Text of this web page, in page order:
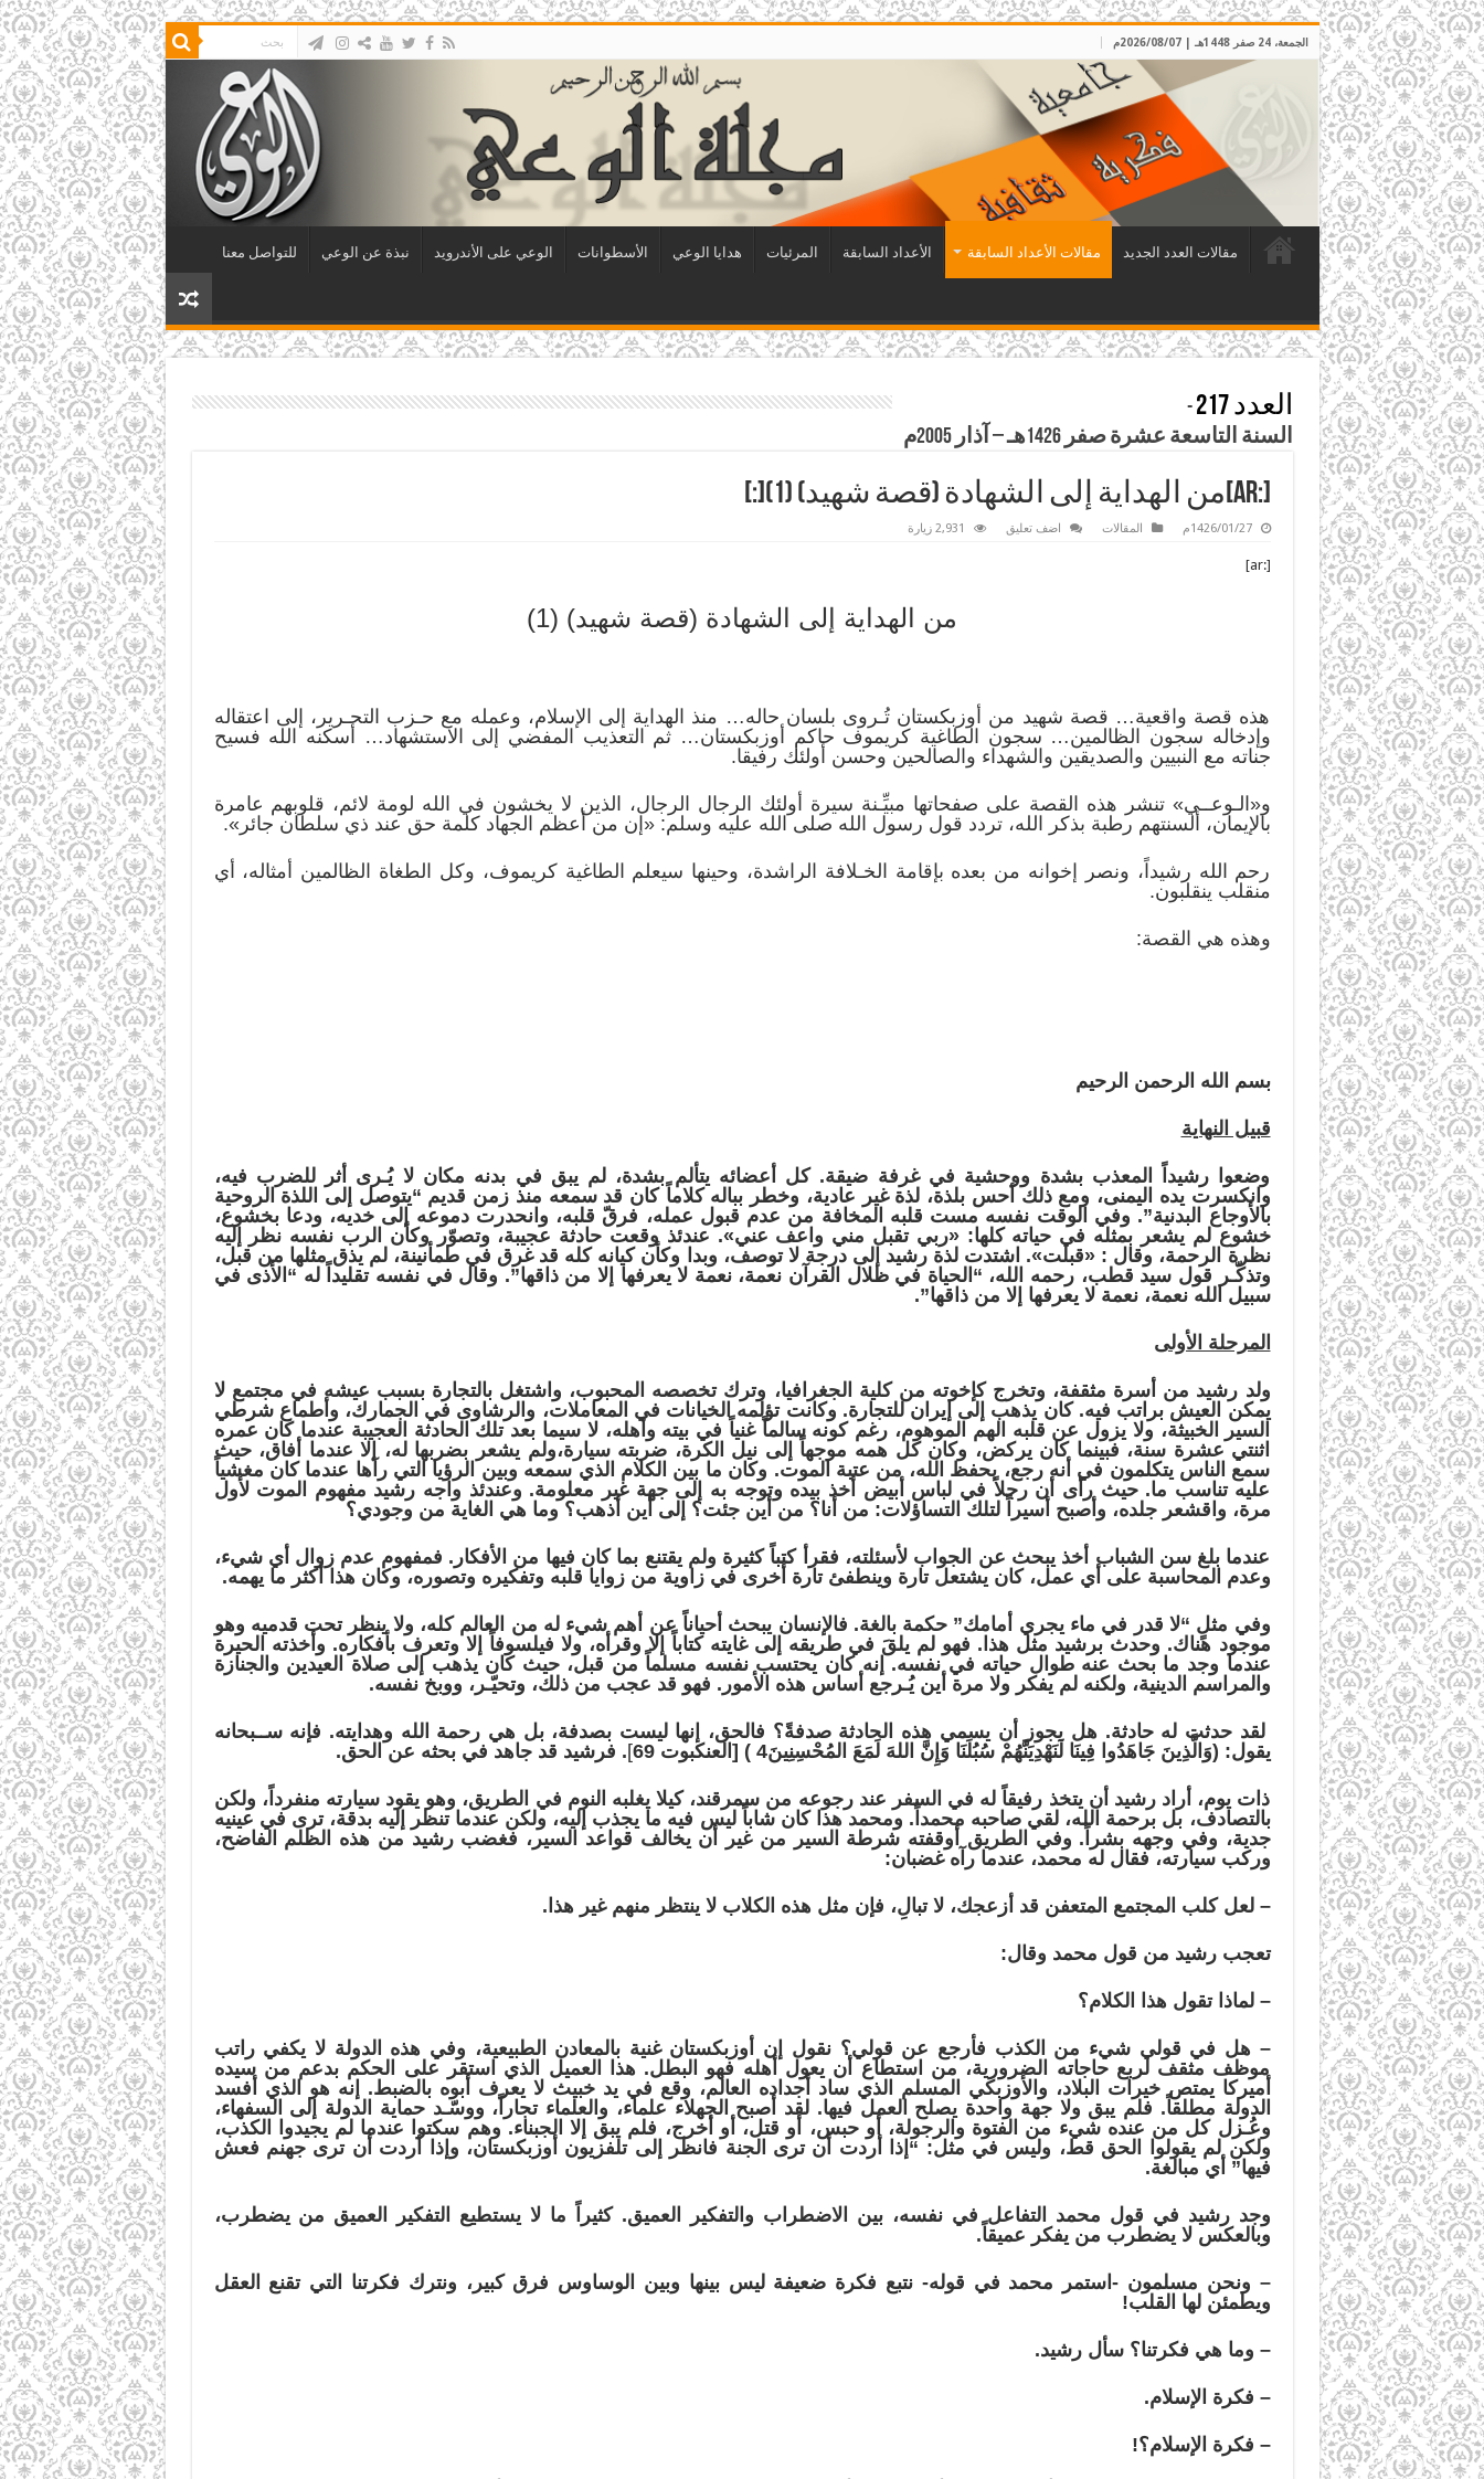
الجمعة، 24 صفر 1448هـ | 2026/08/07م
مقالات العدد الجديد مقالات الأعداد السابقة الأعداد السابقة المرئيات هدايا الوعي الأسطوانات الوعي على الأندرويد نبذة عن الوعي للتواصل معنا
العدد 217
-
السنة التاسعة عشرة صفر 1426هـ – آذار 2005م
[:ar]من الهداية إلى الشهادة (قصة شهيد) (1)[:]
1426/01/27م المقالات اضف تعليق 2,931 زيارة
[:ar]
من الهداية إلى الشهادة (قصة شهيد) (1)
هذه قصة واقعية… قصة شهيد من أوزبكستان تُـروى بلسان حاله… منذ الهداية إلى الإسلام، وعمله مع حـزب التحـرير، إلى اعتقاله
وإدخاله سجون الظالمين… سجون الطاغية كريموف حاكم أوزبكستان… ثم التعذيب المفضي إلى الاستشهاد… أسكنه الله فسيح
جناته مع النبيين والصديقين والشهداء والصالحين وحسن أولئك رفيقا.
و«الـوعــي» تنشر هذه القصة على صفحاتها مبيِّـنة سيرة أولئك الرجال الرجال، الذين لا يخشون في الله لومة لائم، قلوبهم عامرة
بالإيمان، ألسنتهم رطبة بذكر الله، تردد قول رسول الله صلى الله عليه وسلم: «إن من أعظم الجهاد كلمة حق عند ذي سلطان جائر».
رحم الله رشيداً، ونصر إخوانه من بعده بإقامة الخـلافة الراشدة، وحينها سيعلم الطاغية كريموف، وكل الطغاة الظالمين أمثاله، أي
منقلب ينقلبون.
وهذه هي القصة:
بسم الله الرحمن الرحيم
قبيل النهاية
وضعوا رشيداً المعذب بشدة ووحشية في غرفة ضيقة. كل أعضائه يتألم بشدة، لم يبق في بدنه مكان لا يُـرى أثر للضرب فيه،
وانكسرت يده اليمنى، ومع ذلك أحس بلذة، لذة غير عادية، وخطر بباله كلاماً كان قد سمعه منذ زمن قديم “يتوصل إلى اللذة الروحية
بالأوجاع البدنية”. وفي الوقت نفسه مست قلبه المخافة من عدم قبول عمله، فرقّ قلبه، وانحدرت دموعه إلى خديه، ودعا بخشوع،
خشوع لم يشعر بمثله في حياته كلها:«ربي تقبل مني واعف عني». عندئذ وقعت حادثة عجيبة، وتصوّر وكأن الرب نفسه نظر إليه
نظرة الرحمة، وقال : «قبلت». اشتدت لذة رشيد إلى درجة لا توصف، وبدا وكأن كيانه كله قد غرق في طمأنينة، لم يذق مثلها من قبل،
وتذكّـر قول سيد قطب، رحمه الله، “الحياة في ظلال القرآن نعمة، نعمة لا يعرفها إلا من ذاقها”. وقال في نفسه تقليداً له “الأذى في
سبيل الله نعمة، نعمة لا يعرفها إلا من ذاقها”.
المرحلة الأولى
ولد رشيد من أسرة مثقفة، وتخرج كإخوته من كلية الجغرافيا، وترك تخصصه المحبوب، واشتغل بالتجارة بسبب عيشه في مجتمع لا
يمكن العيش براتب فيه. كان يذهب إلى إيران للتجارة. وكانت تؤلمه الخيانات في المعاملات، والرشاوى في الجمارك، وأطماع شرطي
السير الخبيثة، ولا يزول عن قلبه الهم الموهوم، رغم كونه سالماً غنياً في بيته وأهله، لا سيما بعد تلك الحادثة العجيبة عندما كان عمره
اثنتي عشرة سنة، فبينما كان يركض، وكان كل همه موجهاً إلى نيل الكرة، ضربته سيارة،ولم يشعر بضربها له، إلا عندما أفاق، حيث
سمع الناس يتكلمون في أنه رجع، بحفظ الله، من عتبة الموت. وكان ما بين الكلام الذي سمعه وبين الرؤيا التي رآها عندما كان مغشياً
عليه تناسب ما. حيث رأى أن رجلاً في لباس أبيض أخذ بيده وتوجه به إلى جهة غير معلومة. وعندئذ واجه رشيد مفهوم الموت لأول
مرة، واقشعر جلده، وأصبح أسيراً لتلك التساؤلات: من أنا؟ من أين جئت؟ إلى أين أذهب؟ وما هي الغاية من وجودي؟
عندما بلغ سن الشباب أخذ يبحث عن الجواب لأسئلته، فقرأ كتباً كثيرة ولم يقتنع بما كان فيها من الأفكار. فمفهوم عدم زوال أي شيء،
وعدم المحاسبة على أي عمل، كان يشتعل تارة وينطفئ تارة أخرى في زاوية من زوايا قلبه وتفكيره وتصوره، وكان هذا أكثر ما يهمه.
وفي مثلٍ “لا قدر في ماء يجري أمامك” حكمة بالغة. فالإنسان يبحث أحياناً عن أهم شيء له من العالم كله، ولا ينظر تحت قدميه وهو
موجود هناك. وحدث برشيد مثل هذا. فهو لم يلقَ في طريقه إلى غايته كتاباً إلا وقرأه، ولا فيلسوفاً إلا وتعرف بأفكاره. وأخذته الحيرة
عندما وجد ما بحث عنه طوال حياته في نفسه. إنه كان يحتسب نفسه مسلماً من قبل، حيث كان يذهب إلى صلاة العيدين والجنازة
والمراسم الدينية، ولكنه لم يفكر ولا مرة أين يُـرجع أساس هذه الأمور. فهو قد عجب من ذلك، وتحيّـر، ووبخ نفسه.
لقد حدثت له حادثة. هل يجوز أن يسمي هذه الحادثة صدفةً؟ فالحق، إنها ليست بصدفة، بل هي رحمة الله وهدايته. فإنه ســبحانه
يقول: (وَالَّذِينَ جَاهَدُوا فِينَا لَنَهْدِيَنَّهُمْ سُبُلَنَا وَإِنَّ اللهَ لَمَعَ المُحْسِنِينَ4 ) [العنكبوت 69
]. فرشيد قد جاهد في بحثه عن الحق.
ذات يوم، أراد رشيد أن يتخذ رفيقاً له في السفر عند رجوعه من سمرقند، كيلا يغلبه النوم في الطريق، وهو يقود سيارته منفرداً، ولكن
بالتصادف، بل برحمة الله، لقي صاحبه محمداً. ومحمد هذا كان شاباً ليس فيه ما يجذب إليه، ولكن عندما تنظر إليه بدقة، ترى في عينيه
جدية، وفي وجهه بشراً. وفي الطريق أوقفته شرطة السير من غير أن يخالف قواعد السير، فغضب رشيد من هذه الظلم الفاضح،
وركب سيارته، فقال له محمد، عندما رآه غضبان:
– لعل كلب المجتمع المتعفن قد أزعجك، لا تبالِ، فإن مثل هذه الكلاب لا ينتظر منهم غير هذا.
تعجب رشيد من قول محمد وقال:
– لماذا تقول هذا الكلام؟
– هل في قولي شيء من الكذب فأرجع عن قولي؟ نقول إن أوزبكستان غنية بالمعادن الطبيعية، وفي هذه الدولة لا يكفي راتب
موظف مثقف لربع حاجاته الضرورية، من استطاع أن يعول أهله فهو البطل. هذا العميل الذي استقر على الحكم بدعم من سيده
أميركا يمتص خيرات البلاد، والأوزبكي المسلم الذي ساد أجداده العالم، وقع في يد خبيث لا يعرف أبوه بالضبط. إنه هو الذي أفسد
الدولة مطلقاً. فلم يبق ولا جهة واحدة يصلح العمل فيها. لقد أصبح الجهلاء علماء، والعلماء تجاراً، ووسّـد حماية الدولة إلى السفهاء،
وعُـزل كل من عنده شيء من الفتوة والرجولة، أو حبس، أو قتل، أو أخرج، فلم يبق إلا الجبناء. وهم سكتوا عندما لم يجيدوا الكذب،
ولكن لم يقولوا الحق قط، وليس في مثل: “إذا أردت أن ترى الجنة فانظر إلى تلفزيون أوزبكستان، وإذا أردت أن ترى جهنم فعش
فيها” أي مبالغة.
وجد رشيد في قول محمد التفاعل في نفسه، بين الاضطراب والتفكير العميق. كثيراً ما لا يستطيع التفكير العميق من يضطرب،
وبالعكس لا يضطرب من يفكر عميقاً.
– ونحن مسلمون -استمر محمد في قوله- نتبع فكرة ضعيفة ليس بينها وبين الوساوس فرق كبير، ونترك فكرتنا التي تقنع
العقل
ويطمئن لها القلب!
– وما هي فكرتنا؟ سأل رشيد.
– فكرة الإسلام.
– فكرة الإسلام؟!